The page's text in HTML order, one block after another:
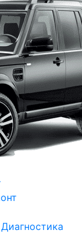
Диагностика